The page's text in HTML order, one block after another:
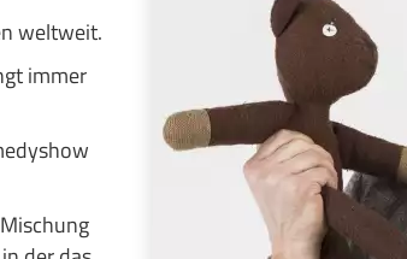
weltweit.
immer